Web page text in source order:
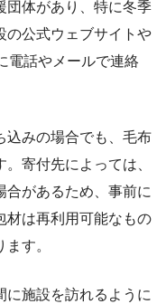
団体があり、特に冬季
の公式ウェブサイトや
電話やメールで連絡
込みの場合でも、毛布
寄付先によっては、
合があるため、事前に
材は再利用可能なもの
す。
に施設を訪れるように